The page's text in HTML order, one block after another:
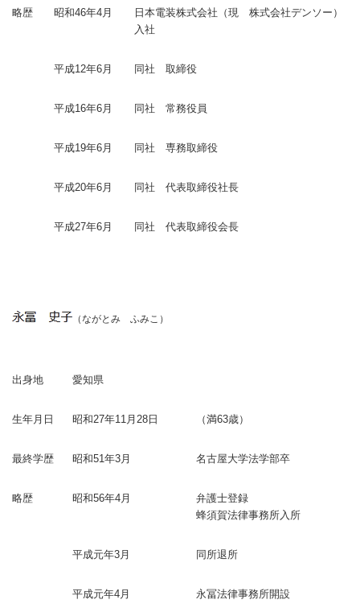
略歴 昭和46年4月
日本電装株式会社（現 株式会社デンソー）
入社
平成12年6月 同社 取締役
平成16年6月 同社 常務役員
平成19年6月 同社 専務取締役
平成20年6月 同社 代表取締役社長
平成27年6月 同社 代表取締役会長
（ながとみ ふみこ）
出身地 愛知県
生年月日 昭和27年11月28日 （満63歳）
最終学歴 昭和51年3月 名古屋大学法学部卒
略歴 昭和56年4月
弁護士登録
蜂須賀法律事務所入所
平成元年3月 同所退所
平成元年4月 永冨法律事務所開設